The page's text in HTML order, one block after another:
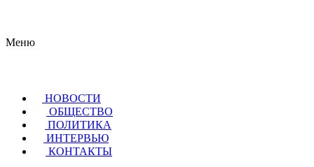
Меню
НОВОСТИ
ОБЩЕСТВО
ПОЛИТИКА
ИНТЕРВЬЮ
КОНТАКТЫ